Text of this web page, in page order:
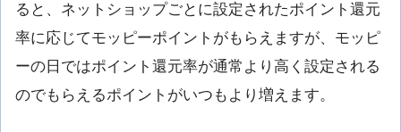
ると、ネットショップごとに設定されたポイント還元
率に応じてモッピーポイントがもらえますが、モッピ
ーの日ではポイント還元率が通常より高く設定される
のでもらえるポイントがいつもより増えます。